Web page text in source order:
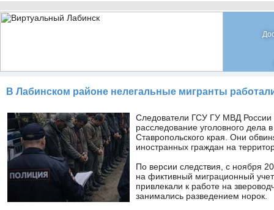
В Лабинском районе нелегальные мигранты
Следователи ГСУ ГУ МВД России
расследование уголовного
Ставропольского края. Они
иностранных граждан на
По версии следствия, с ноября
на фиктивный миграционный
привлекали к работе на
занимались разведением норок.